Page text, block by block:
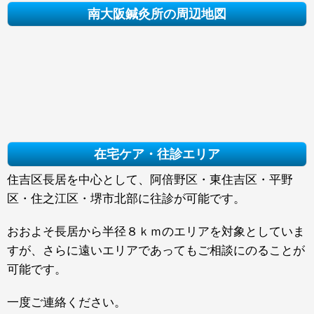
南大阪鍼灸所の周辺地図
在宅ケア・往診エリア
住吉区長居を中心として、阿倍野区・東住吉区・平野
区・住之江区・堺市北部に往診が可能です。
おおよそ長居から半径８ｋｍのエリアを対象としていま
すが、さらに遠いエリアであってもご相談にのることが
可能です。
一度ご連絡ください。